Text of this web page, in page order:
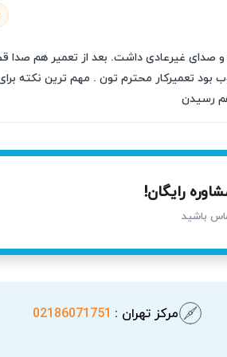
معمولا قبل از خرابی کامل
و هزینه تعمیرات را کاهش دهد. در صورتی
و صدای غیرعادی داشت. بعد از تعمیر هم
تعمیرکار محترم تون . مهم ترین نکته
رسیدن
رایگان!
باشید
مرکز تهران : 02186071751